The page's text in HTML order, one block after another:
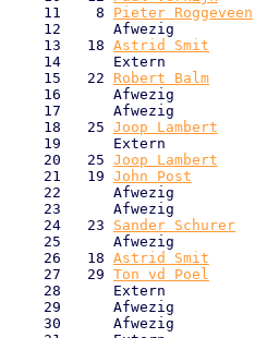
    11    8
Pieter Roggeveen
12      Afwezig
    13   18
Astrid Smit
14      Extern
    15   22
Robert Balm
16      Afwezig
17      Afwezig
    18   25
Joop Lambert
19      Extern
    20   25
Joop Lambert
    21   19
John Post
22      Afwezig
23      Afwezig
    24   23
Sander Schurer
25      Afwezig
    26   18
Astrid Smit
    27   29
Ton vd Poel
28      Extern
29      Afwezig
30      Afwezig